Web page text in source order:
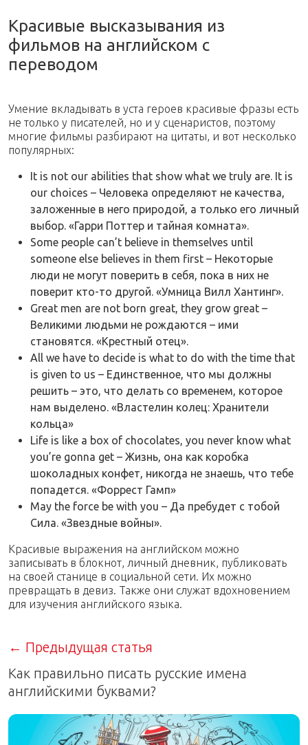
Красивые высказывания из
фильмов на английском с
переводом
Умение вкладывать в уста героев красивые фразы есть
не только у писателей, но и у сценаристов, поэтому
многие фильмы разбирают на цитаты, и вот несколько
популярных:
It is not our abilities that show what we truly are. It is
our choices – Человека определяют не качества,
заложенные в него природой, а только его личный
выбор. «Гарри Поттер и тайная комната».
Some people can’t believe in themselves until
someone else believes in them first – Некоторые
люди не могут поверить в себя, пока в них не
поверит кто-то другой. «Умница Вилл Хантинг».
Great men are not born great, they grow great –
Великими людьми не рождаются – ими
становятся. «Крестный отец».
All we have to decide is what to do with the time that
is given to us – Единственное, что мы должны
решить – это, что делать со временем, которое
нам выделено. «Властелин колец: Хранители
кольца»
Life is like a box of chocolates, you never know what
you’re gonna get – Жизнь, она как коробка
шоколадных конфет, никогда не знаешь, что тебе
попадется. «Форрест Гамп»
May the force be with you – Да пребудет с тобой
Сила. «Звездные войны».
Красивые выражения на английском можно
записывать в блокнот, личный дневник, публиковать
на своей станице в социальной сети. Их можно
превращать в девиз. Также они служат вдохновением
для изучения английского языка.
← Предыдущая статья
Как правильно писать русские имена
английскими буквами?